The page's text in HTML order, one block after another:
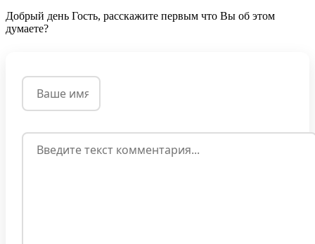
Добрый день Гость, расскажите первым что Вы об этом
думаете?